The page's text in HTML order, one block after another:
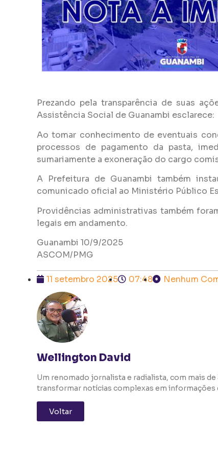
Prezando pela transparência de suas
Assistência Social de Guanambi esclarece:
Ao tomar conhecimento de eventuais
processos de pagamento da pasta,
sumariamente a exoneração do cargo
A Prefeitura de Guanambi também
comunicado oficial ao Ministério Público
Providências administrativas também
legais em andamento.
Guanambi 10/9/2025
ASCOM/PMG
11 setembro 2025 07:48 Nenhum
Wellington David
Um renomado jornalista e radialista, com mais
transformar notícias complexas em informações
Voltar